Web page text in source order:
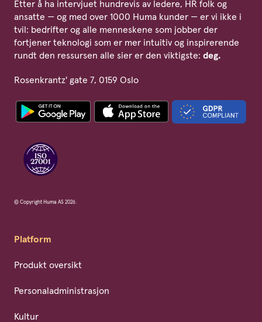
Etter å ha intervjuet hundrevis av ledere, HR folk og
ansatte — og med over 1000 Huma kunder — er vi ikke i
tvil: bedrifter og alle menneskene som jobber der
fortjener teknologi som er mer intuitiv og inspirerende
rundt den ressursen alle sier er den viktigste: deg.
Rosenkrantz' gate 7, 0159 Oslo
© Copyright Huma AS 2026.
Platform
Produkt oversikt
Personaladministrasjon
Kultur